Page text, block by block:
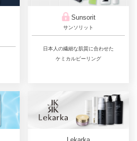
Sunsorit
サンソリット
日本人の繊細な肌質に合わせた
ケミカルピーリング